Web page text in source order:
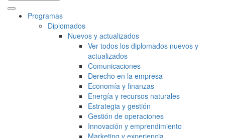
Programas
Diplomados
Nuevos y actualizados
Ver todos los diplomados nuevos y
actualizados
Comunicaciones
Derecho en la empresa
Economía y finanzas
Energía y recursos naturales
Estrategia y gestión
Gestión de operaciones
Innovación y emprendimiento